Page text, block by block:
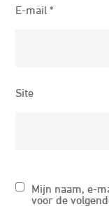
E-mail*
Site
Mijn naam, e-
voor de